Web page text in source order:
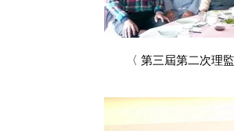
〈 第三屆第二次理監